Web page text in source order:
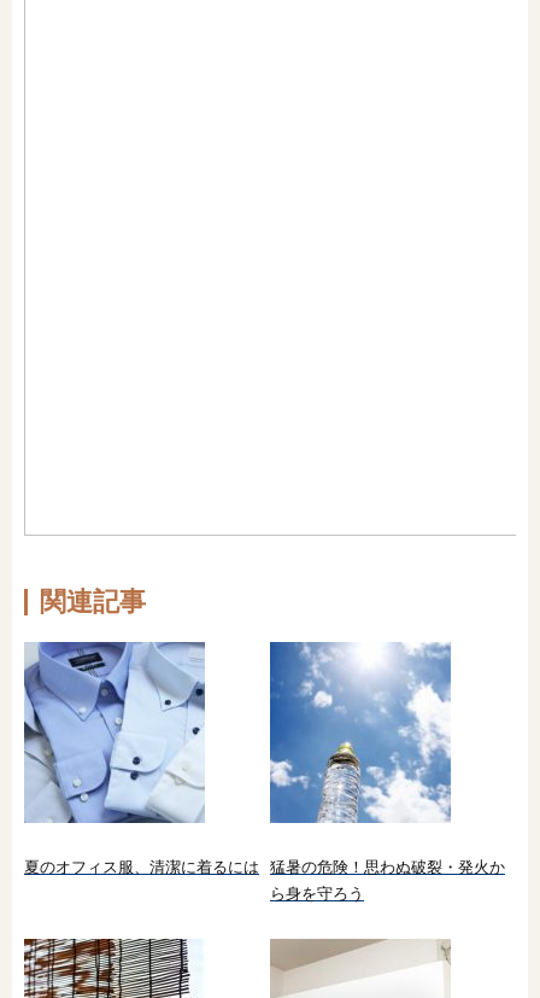
関連記事
夏のオフィス服、清潔に着るには
猛暑の危険！思わぬ破裂・発火か
ら身を守ろう